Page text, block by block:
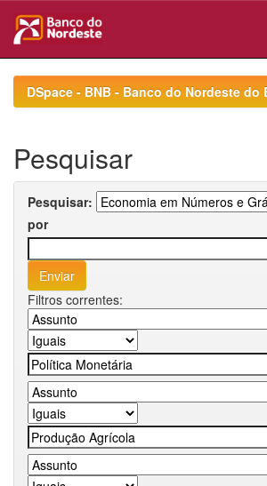
navigationDSpace - BNB - Banco do Nordeste do
Pesquisar
Pesquisar:
por
Filtros correntes: